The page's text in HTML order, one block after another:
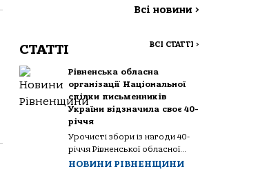
Всі новини >
СТАТТІ ВСІ СТАТТІ >
Рівненська обласна
організації Національної
спілки письменників
України відзначила своє 40-
річчя
Урочисті збори із нагоди 40-
річчя Рівненської обласної...
НОВИНИ РІВНЕНЩИНИ